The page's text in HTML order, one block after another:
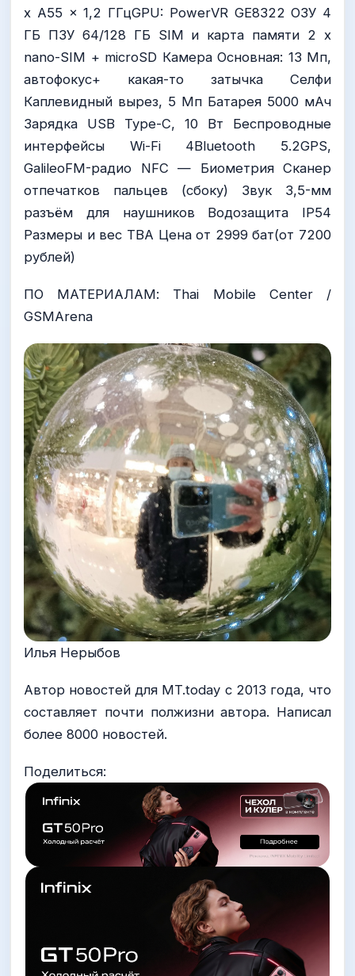
x A55 x 1,2 ГГцGPU: PowerVR GE8322 ОЗУ 4
ГБ ПЗУ 64/128 ГБ SIM и карта памяти 2 x
nano-SIM + microSD Камера Основная: 13 Мп,
автофокус+ какая-то затычка Селфи
Каплевидный вырез, 5 Мп Батарея 5000 мАч
Зарядка USB Type-C, 10 Вт Беспроводные
интерфейсы Wi-Fi 4Bluetooth 5.2GPS,
GalileoFM-радио NFC — Биометрия Сканер
отпечатков пальцев (сбоку) Звук 3,5-мм
разъём для наушников Водозащита IP54
Размеры и вес TBA Цена от 2999 бат(от 7200
рублей)
ПО МАТЕРИАЛАМ: Thai Mobile Center /
GSMArena
Илья Нерыбов
Автор новостей для MT.today с 2013 года, что
составляет почти полжизни автора. Написал
более 8000 новостей.
Поделиться: